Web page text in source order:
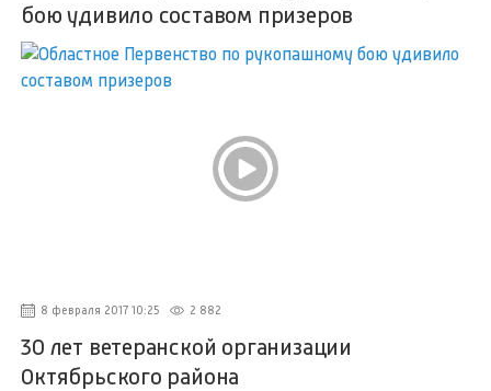
бою удивило составом призеров
8 февраля 2017 10:25 2 882
30 лет ветеранской организации
Октябрьского района